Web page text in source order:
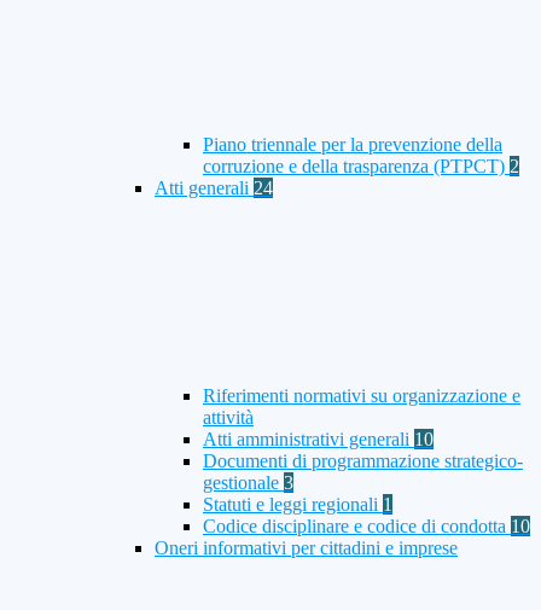
Piano triennale per la prevenzione della
corruzione e della trasparenza (PTPCT) 2
Atti generali 24
Riferimenti normativi su organizzazione e
attività
Atti amministrativi generali 10
Documenti di programmazione strategico-
gestionale 3
Statuti e leggi regionali 1
Codice disciplinare e codice di condotta 10
Oneri informativi per cittadini e imprese